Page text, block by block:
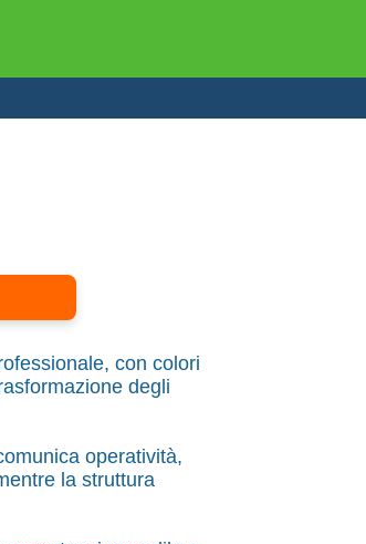
con colori
degli
operatività,
la struttura